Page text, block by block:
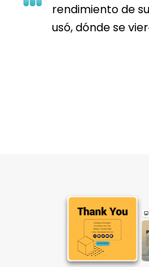
rendimiento de
usó, dónde se